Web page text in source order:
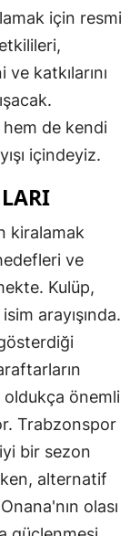
için resmi
katkılarını
de kendi
içindeyiz.
kiralamak
ve
Kulüp,
arayışında.
oldukça önemli
Trabzonspor
bir sezon
alternatif
olası